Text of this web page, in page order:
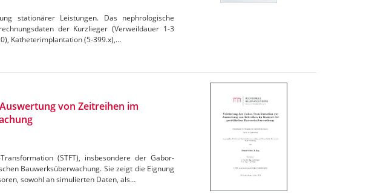
stationärer Leistungen. Das nephrologische
der Kurzlieger (Verweildauer 1-3
Katheterimplantation (5-399.x),…
von Zeitreihen im
(STFT), insbesondere der Gabor-
Bauwerksüberwachung. Sie zeigt die Eignung
sowohl an simulierten Daten, als…